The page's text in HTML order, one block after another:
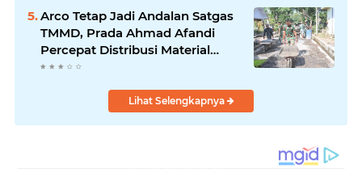
Arco Tetap Jadi Andalan Satgas
TMMD, Prada Ahmad Afandi
Percepat Distribusi Material
Pengecoran
Lihat Selengkapnya